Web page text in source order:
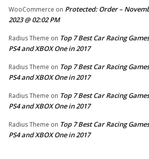
WooCommerce on Protected: Order –
2023 @ 02:02 PM
Radius Theme on Top 7 Best Car Racing
PS4 and XBOX One in 2017
Radius Theme on Top 7 Best Car Racing
PS4 and XBOX One in 2017
Radius Theme on Top 7 Best Car Racing
PS4 and XBOX One in 2017
Radius Theme on Top 7 Best Car Racing
PS4 and XBOX One in 2017